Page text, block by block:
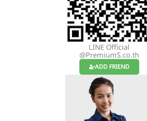
LINE Official
@PremiumS.co.th
ADD FRIEND